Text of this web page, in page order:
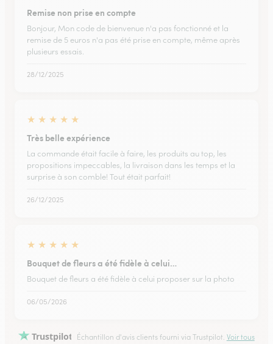
Remise non prise en compte
Bonjour, Mon code de bienvenue n'a pas fonctionné et la
remise de 5 euros n'a pas été prise en compte, même après
plusieurs essais.
28/12/2025
★ ★ ★ ★ ★
Très belle expérience
La commande était facile à faire, les produits au top, les
propositions impeccables, la livraison dans les temps et la
surprise à son comble! Tout était parfait!
26/12/2025
★ ★ ★ ★ ★
Bouquet de fleurs a été fidèle à celui…
Bouquet de fleurs a été fidèle à celui proposer sur la photo
06/05/2026
Trustpilot Échantillon d'avis clients fourni via Trustpilot. Voir tous